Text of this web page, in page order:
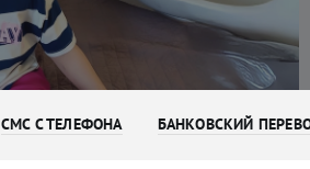
СМС С ТЕЛЕФОНА БАНКОВСКИЙ